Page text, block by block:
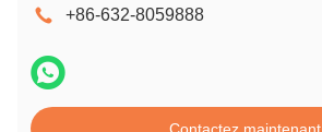
+86-632-8059888